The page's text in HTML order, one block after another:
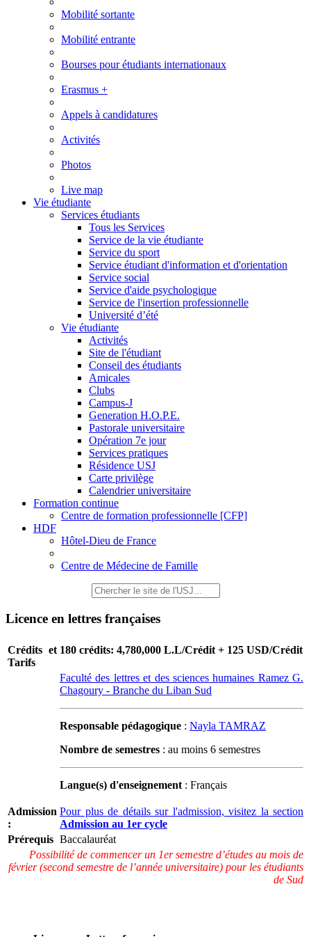
Mobilité sortante
Mobilité entrante
Bourses pour étudiants internationaux
Erasmus +
Appels à candidatures
Activités
Photos
Live map
Vie étudiante
Services étudiants
Tous les Services
Service de la vie étudiante
Service du sport
Service étudiant d'information et d'orientation
Service social
Service d'aide psychologique
Service de l'insertion professionnelle
Université d’été
Vie étudiante
Activités
Site de l'étudiant
Conseil des étudiants
Amicales
Clubs
Campus-J
Generation H.O.P.E.
Pastorale universitaire
Opération 7e jour
Services pratiques
Résidence USJ
Carte privilège
Calendrier universitaire
Formation continue
Centre de formation professionnelle [CFP]
HDF
Hôtel-Dieu de France
Centre de Médecine de Famille
Licence en lettres françaises
Crédits et
Tarifs
180 crédits: 4,780,000 L.L/Crédit + 125 USD/Crédit
Faculté des lettres et des sciences humaines Ramez G.
Chagoury - Branche du Liban Sud
Responsable pédagogique : Nayla TAMRAZ
Nombre de semestres : au moins 6 semestres
Langue(s) d'enseignement : Français
Admission
:
Pour plus de détails sur l'admission, visitez la section
Admission au 1er cycle
Prérequis Baccalauréat
Possibilité de commencer un 1er semestre d’études au mois de
février (second semestre de l’année universitaire) pour les étudiants
de Sud